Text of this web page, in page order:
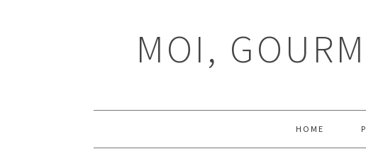
navigationMOI,
HOME